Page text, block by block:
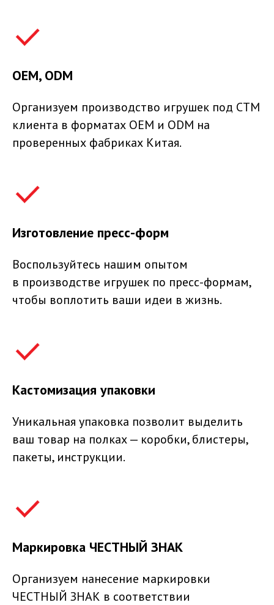
OEM, ODM
Организуем производство игрушек под СТМ
клиента в форматах OEM и ODM на
проверенных фабриках Китая.
Изготовление пресс-форм
Воспользуйтесь нашим опытом
в производстве игрушек по пресс-формам,
чтобы воплотить ваши идеи в жизнь.
Кастомизация упаковки
Уникальная упаковка позволит выделить
ваш товар на полках — коробки, блистеры,
пакеты, инструкции.
Маркировка ЧЕСТНЫЙ ЗНАК
Организуем нанесение маркировки
ЧЕСТНЫЙ ЗНАК в соответствии